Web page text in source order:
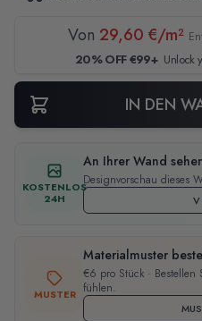
Von 29,60 €/m²
20% OFF €99+ Unlock
IN DEN
KOSTENLOS
24H
An Ihrer Wand
Designvorschau dieses
MUSTER
Materialmuster
€6 pro Stück · Bestellen
fühlen.